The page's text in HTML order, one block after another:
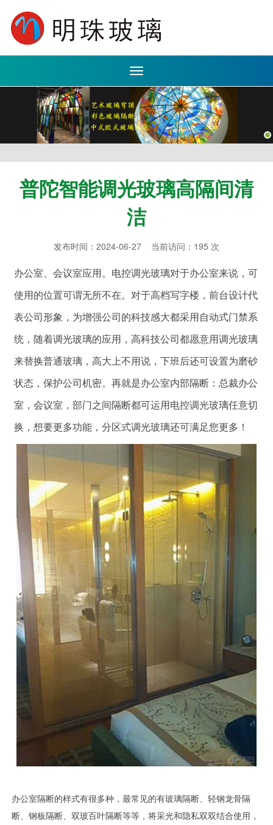
Toggle
navigation
普陀智能调光玻璃高隔间清
洁
发布时间：2024-06-27 当前访问：195 次
办公室、会议室应用。电控调光玻璃对于办公室来说，可
使用的位置可谓无所不在。对于高档写字楼，前台设计代
表公司形象，为增强公司的科技感大都采用自动式门禁系
统，随着调光玻璃的应用，高科技公司都愿意用调光玻璃
来替换普通玻璃，高大上不用说，下班后还可设置为磨砂
状态，保护公司机密。再就是办公室内部隔断：总裁办公
室，会议室，部门之间隔断都可运用电控调光玻璃任意切
换，想要更多功能，分区式调光玻璃还可满足您更多！
办公室隔断的样式有很多种，最常见的有玻璃隔断、轻钢龙骨隔
断、钢板隔断、双玻百叶隔断等等，将采光和隐私双双结合使用，